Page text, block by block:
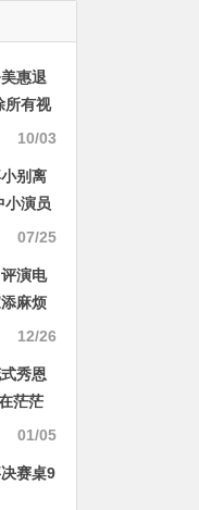
惠退
所有视
10/03
别离
小演员
07/25
演电
麻烦
12/26
秀恩
茫茫
01/05
赛桌9